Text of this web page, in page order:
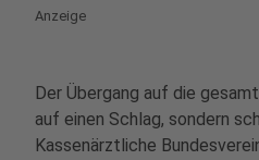
Anzeige
Der Übergang auf die
auf einen Schlag, sondern
Kassenärztliche